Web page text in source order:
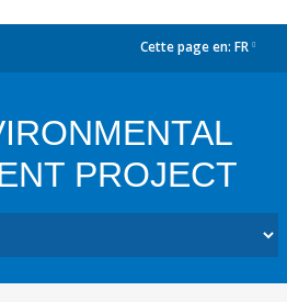
Cette page en: FR
PROJECT